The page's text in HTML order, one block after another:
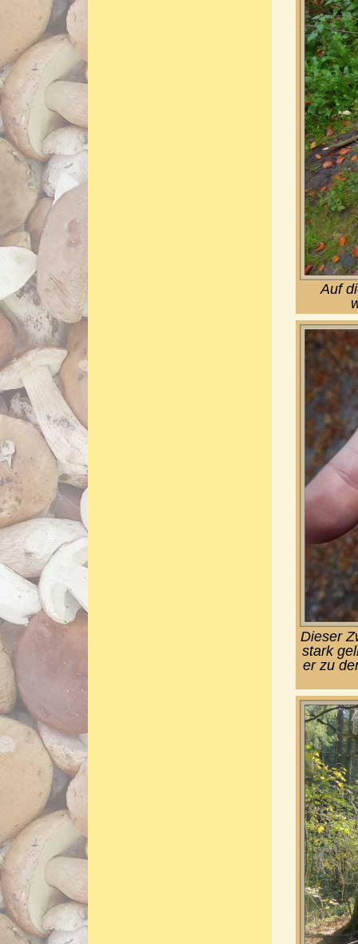
Auf
Dieser
stark
er zu